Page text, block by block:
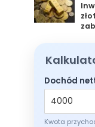
Dochód
Kwota